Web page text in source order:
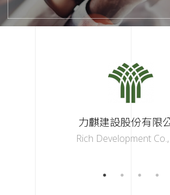
力麒建設股份有限
Rich Development